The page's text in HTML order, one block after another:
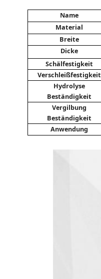
Name
Material
Breite
Dicke
Schälfestigkeit
Verschleißfestigkeit
Hydrolyse
Beständigkeit
Vergilbung
Beständigkeit
Anwendung